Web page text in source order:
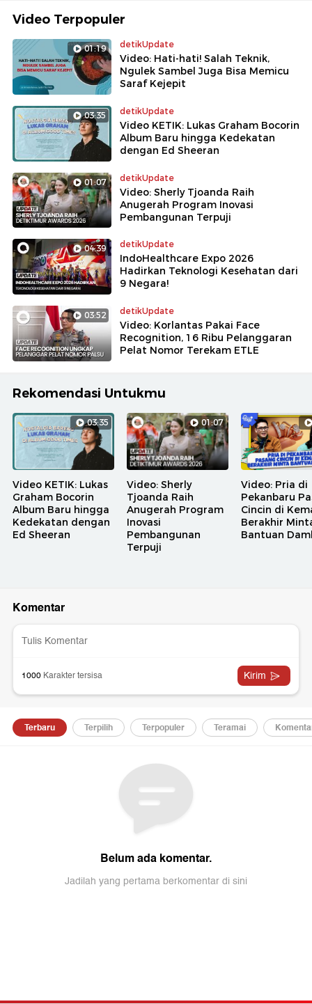
Video Terpopuler
01:19 detikUpdate
Video: Hati-hati! Salah Teknik,
Ngulek Sambel Juga Bisa Memicu
Saraf Kejepit
03:35 detikUpdate
Video KETIK: Lukas Graham Bocorin
Album Baru hingga Kedekatan
dengan Ed Sheeran
01:07 detikUpdate
Video: Sherly Tjoanda Raih
Anugerah Program Inovasi
Pembangunan Terpuji
04:39 detikUpdate
IndoHealthcare Expo 2026
Hadirkan Teknologi Kesehatan dari
9 Negara!
03:52 detikUpdate
Video: Korlantas Pakai Face
Recognition, 16 Ribu Pelanggaran
Pelat Nomor Terekam ETLE
Rekomendasi Untukmu
03:35
Video KETIK: Lukas
Graham Bocorin
Album Baru hingga
Kedekatan dengan
Ed Sheeran
01:07
Video: Sherly
Tjoanda Raih
Anugerah Program
Inovasi
Pembangunan
Terpuji
Video: Pria di
Pekanbaru
Cincin di
Berakhir
Bantuan